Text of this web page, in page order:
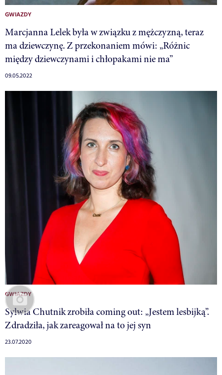
GWIAZDY
Marcjanna Lelek była w związku z mężczyzną, teraz
ma dziewczynę. Z przekonaniem mówi: „Różnic
między dziewczynami i chłopakami nie ma”
09.05.2022
GWIAZDY
Sylwia Chutnik zrobiła coming out: „Jestem lesbijką”.
Zdradziła, jak zareagował na to jej syn
23.07.2020